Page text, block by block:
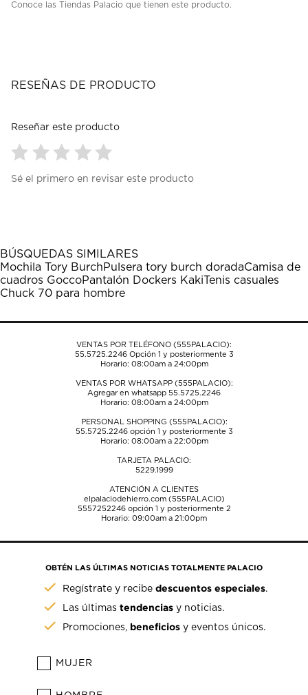
Conoce las Tiendas Palacio que tienen este producto.
RESEÑAS DE PRODUCTO
Reseñar este producto
para
1
estrella
Esta
acción
abrirá
formulario
para
estrellas.
Esta
acción
abrirá
formulario
para
estrellas.
Esta
acción
abrirá
formulario
envío.
para
estrellas.
Esta
acción
abrirá
formulario
envío.
para
estrellas.
Esta
acción
abrirá
formulario
envío.
Sé el primero en revisar este producto
BÚSQUEDAS SIMILARES
Mochila Tory BurchPulsera tory burch doradaCamisa de
cuadros GoccoPantalón Dockers KakiTenis casuales
Chuck 70 para hombre
VENTAS POR TELÉFONO (555PALACIO):
55.5725.2246Opción 1 y posteriormente 3
Horario: 08:00am a 24:00pm
VENTAS POR WHATSAPP (555PALACIO):
Agregar en whatsapp 55.5725.2246
Horario: 08:00am a 24:00pm
PERSONAL SHOPPING (555PALACIO):
55.5725.2246opción 1 y posteriormente 3
Horario: 08:00am a 22:00pm
TARJETA PALACIO:
5229.1999
ATENCIÓN A CLIENTES
elpalaciodehierro.com (555PALACIO)
5557252246opción 1 y posteriormente 2
Horario: 09:00am a 21:00pm
OBTÉN LAS ÚLTIMAS NOTICIAS TOTALMENTE PALACIO
Regístrate y recibedescuentos especiales.
Las últimastendencias y noticias.
Promociones, beneficios y eventos únicos.
MUJER